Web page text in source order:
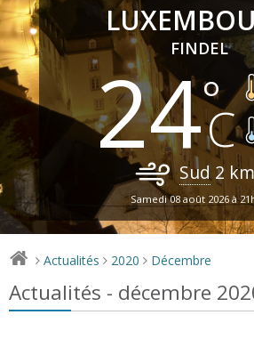
FINDEL
24
Sud 2
Samedi 08 août 2026 à
> Actualités > 2020 > Décembre
Actualités - décembre